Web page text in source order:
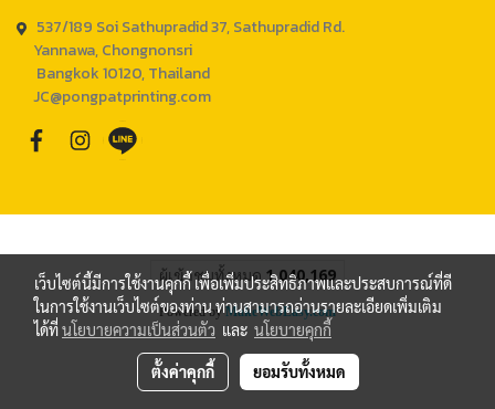
537/189 Soi Sathupradid 37, Sathupradid Rd.
Yannawa, Chongnonsri
Bangkok 10120, Thailand
JC@pongpatprinting.com
ผู้เข้าชมทั้งหมด 1,040,169
Powered byMakeWebEasy.com
เว็บไซต์นี้มีการใช้งานคุกกี้ เพื่อเพิ่มประสิทธิภาพและประสบการณ์ที่ดี
ในการใช้งานเว็บไซต์ของท่าน ท่านสามารถอ่านรายละเอียดเพิ่มเติม
ได้ที่นโยบายความเป็นส่วนตัว และ นโยบายคุกกี้
ตั้งค่าคุกกี้ ยอมรับทั้งหมด